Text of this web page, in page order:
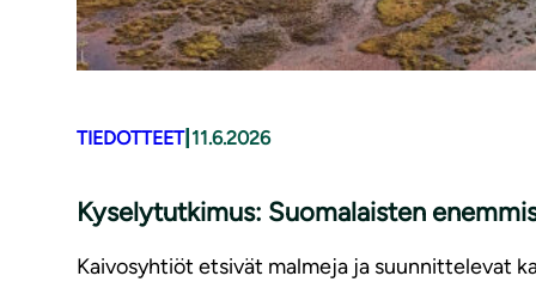
TIEDOTTEET| 11.6.2026
Kyselytutkimus: Suomalaisten
Kaivosyhtiöt etsivät malmeja ja suunnittelevat